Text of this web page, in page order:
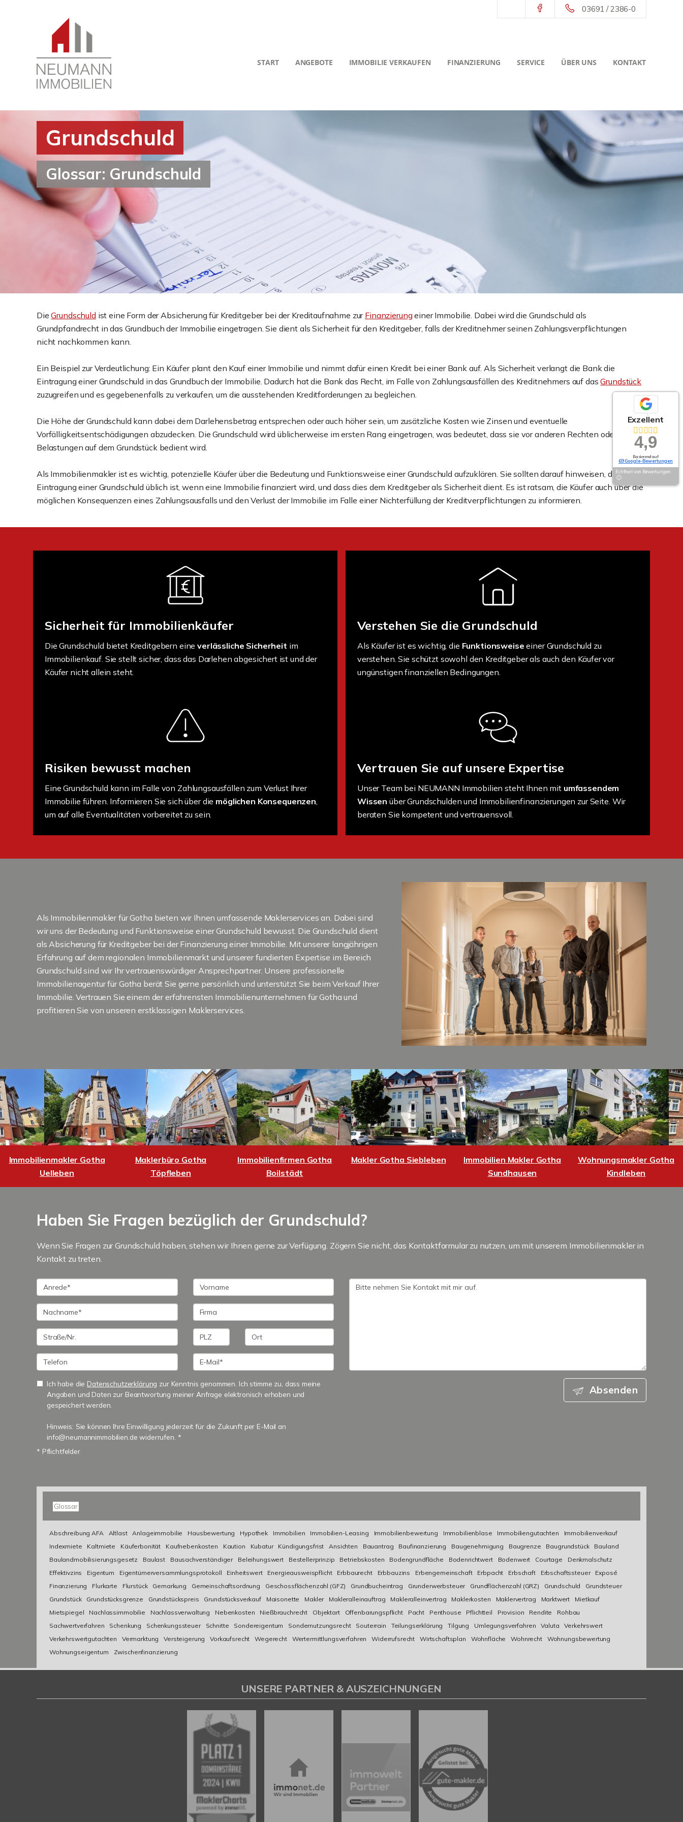
03691 / 2386-0
START ANGEBOTE IMMOBILIE VERKAUFEN FINANZIERUNG SERVICE ÜBER UNS KONTAKT
Grundschuld
Glossar: Grundschuld
DieGrundschuld ist eine Form der Absicherung für Kreditgeber bei der Kreditaufnahme zur Finanzierungeiner Immobilie. Dabei wird die Grundschuld als
Grundpfandrecht in das Grundbuch der Immobilie eingetragen. Sie dient als Sicherheit für den Kreditgeber, falls der Kreditnehmer seinen Zahlungsverpflichtungen
nicht nachkommen kann.
Ein Beispiel zur Verdeutlichung: Ein Käufer plant den Kauf einer Immobilie und nimmt dafür einen Kredit bei einer Bank auf. Als Sicherheit verlangt die Bank die
Eintragung einer Grundschuld in das Grundbuch der Immobilie. Dadurch hat die Bank das Recht, im Falle von Zahlungsausfällen des Kreditnehmers auf dasGrundstück
zuzugreifen und es gegebenenfalls zu verkaufen, um die ausstehenden Kreditforderungen zu begleichen.
Die Höhe der Grundschuld kann dabei dem Darlehensbetrag entsprechen oder auch höher sein, um zusätzliche Kosten wie Zinsen und eventuelle
Vorfälligkeitsentschädigungen abzudecken. Die Grundschuld wird üblicherweise im ersten Rang eingetragen, was bedeutet, dass sie vor anderen Rechten oder
Belastungen auf dem Grundstück bedient wird.
Als Immobilienmakler ist es wichtig, potenzielle Käufer über die Bedeutung und Funktionsweise einer Grundschuld aufzuklären. Sie sollten darauf hinweisen, dass die
Eintragung einer Grundschuld üblich ist, wenn eine Immobilie finanziert wird, und dass dies dem Kreditgeber als Sicherheit dient. Es ist ratsam, die Käufer auch über die
möglichen Konsequenzen eines Zahlungsausfalls und den Verlust der Immobilie im Falle einer Nichterfüllung der Kreditverpflichtungen zu informieren.
Sicherheit für Immobilienkäufer
Die Grundschuld bietet Kreditgebern eineverlässliche Sicherheit im
Immobilienkauf. Sie stellt sicher, dass das Darlehen abgesichert ist und der
Käufer nicht allein steht.
Verstehen Sie die Grundschuld
Als Käufer ist es wichtig, die Funktionsweise einer Grundschuld zu
verstehen. Sie schützt sowohl den Kreditgeber als auch den Käufer vor
ungünstigen finanziellen Bedingungen.
Risiken bewusst machen
Eine Grundschuld kann im Falle von Zahlungsausfällen zum Verlust Ihrer
Immobilie führen. Informieren Sie sich über die möglichen Konsequenzen,
um auf alle Eventualitäten vorbereitet zu sein.
Vertrauen Sie auf unsere Expertise
Unser Team bei NEUMANN Immobilien steht Ihnen mit umfassendem
Wissen über Grundschulden und Immobilienfinanzierungen zur Seite. Wir
beraten Sie kompetent und vertrauensvoll.
Als Immobilienmakler für Gotha bieten wir Ihnen umfassende Maklerservices an. Dabei sind
wir uns der Bedeutung und Funktionsweise einer Grundschuld bewusst. Die Grundschuld dient
als Absicherung für Kreditgeber bei der Finanzierung einer Immobilie. Mit unserer langjährigen
Erfahrung auf dem regionalen Immobilienmarkt und unserer fundierten Expertise im Bereich
Grundschuld sind wir Ihr vertrauenswürdiger Ansprechpartner. Unsere professionelle
Immobilienagentur für Gotha berät Sie gerne persönlich und unterstützt Sie beim Verkauf Ihrer
Immobilie. Vertrauen Sie einem der erfahrensten Immobilienunternehmen für Gotha und
profitieren Sie von unseren erstklassigen Maklerservices.
Immobilienmakler Gotha
Uelleben
Maklerbüro Gotha
Töpfleben
Immobilienfirmen Gotha
Boilstädt
Makler Gotha Siebleben
Immobilien Makler Gotha
Sundhausen
Wohnungsmakler Gotha
Kindleben
Haben Sie Fragen bezüglich der Grundschuld?
Wenn Sie Fragen zur Grundschuld haben, stehen wir Ihnen gerne zur Verfügung. Zögern Sie nicht, das Kontaktformular zu nutzen, um mit unserem Immobilienmakler in
Kontakt zu treten.
Ich habe die Datenschutzerklärung zur Kenntnis genommen. Ich stimme zu, dass meine
Angaben und Daten zur Beantwortung meiner Anfrage elektronisch erhoben und
gespeichert werden.
Hinweis: Sie können Ihre Einwilligung jederzeit für die Zukunft per E-Mail an
info@neumannimmobilien.de widerrufen. *
* Pflichtfelder
Absenden
Glossar
Abschreibung AFA Altlast Anlageimmobilie Hausbewertung Hypothek Immobilien Immobilien-Leasing Immobilienbewertung Immobilienblase Immobiliengutachten
Immobilienverkauf
Indexmiete
Kaltmiete Käuferbonität Kaufnebenkosten Kaution Kubatur Kündigungsfrist Ansichten Bauantrag Baufinanzierung Baugenehmigung Baugrenze Baugrundstück
Bauland
Baulandmobilisierungsgesetz
Baulast Bausachverständiger Beleihungswert Bestellerprinzip Betriebskosten Bodengrundfläche Bodenrichtwert Bodenwert Courtage
Denkmalschutz
Effektivzins
Eigentum Eigentümerversammlungsprotokoll Einheitswert Energieausweispflicht Erbbaurecht Erbbauzins Erbengemeinschaft Erbpacht Erbschaft Erbschaftssteuer
Exposé
Finanzierung
Flurkarte Flurstück Gemarkung Gemeinschaftsordnung Geschossflächenzahl (GFZ) Grundbucheintrag Grunderwerbsteuer Grundflächenzahl (GRZ) Grundschuld
Grundsteuer
Grundstück
Grundstücksgrenze Grundstückspreis Grundstücksverkauf Maisonette Makler Makleralleinauftrag Makleralleinvertrag Maklerkosten Maklervertrag Marktwert
Mietkauf
Mietspiegel
Nachlassimmobilie Nachlassverwaltung Nebenkosten Nießbrauchrecht Objektart Offenbarungspflicht Pacht Penthouse Pflichtteil Provision Rendite
Rohbau
Sachwertverfahren
Schenkung Schenkungssteuer Schnitte Sondereigentum Sondernutzungsrecht Souterrain Teilungserklärung Tilgung Umlegungsverfahren Valuta
Verkehrswert
Verkehrswertgutachten
Vermarktung Versteigerung Vorkaufsrecht Wegerecht Wertermittlungsverfahren Widerrufsrecht Wirtschaftsplan Wohnfläche Wohnrecht
Wohnungsbewertung
Wohnungseigentum
Zwischenfinanzierung
Exzellent
4,9
Basierend auf
69 Google-Bewertungen
Echtheit von Bewertungen
UNSERE PARTNER & AUSZEICHNUNGEN